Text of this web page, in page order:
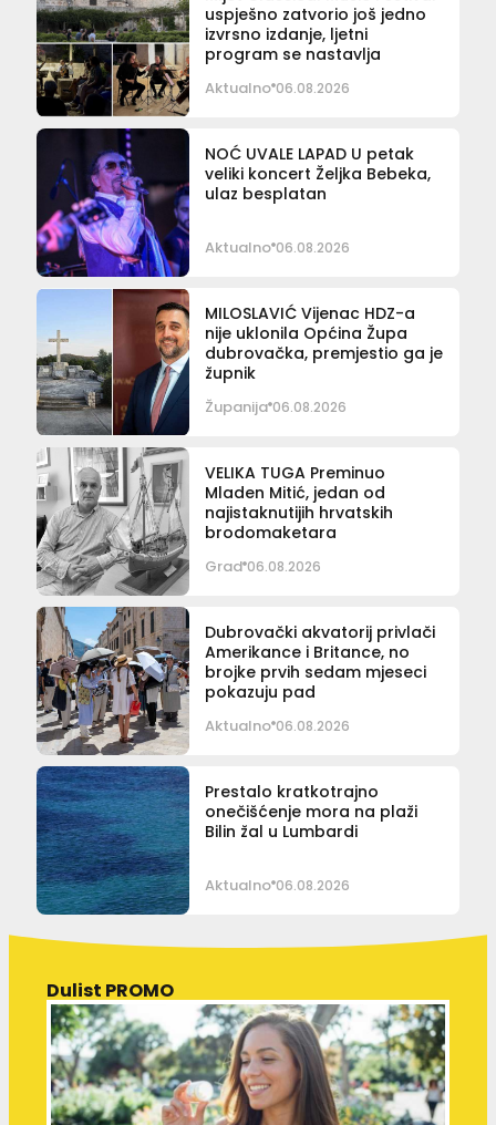
uspješno zatvorio još jedno
izvrsno izdanje, ljetni
program se nastavlja
Aktualno 06.08.2026
NOĆ UVALE LAPAD U petak
veliki koncert Željka Bebeka,
ulaz besplatan
Aktualno 06.08.2026
MILOSLAVIĆ Vijenac HDZ-a
nije uklonila Općina Župa
dubrovačka, premjestio ga je
župnik
Županija 06.08.2026
VELIKA TUGA Preminuo
Mladen Mitić, jedan od
najistaknutijih hrvatskih
brodomaketara
Grad 06.08.2026
Dubrovački akvatorij privlači
Amerikance i Britance, no
brojke prvih sedam mjeseci
pokazuju pad
Aktualno 06.08.2026
Prestalo kratkotrajno
onečišćenje mora na plaži
Bilin žal u Lumbardi
Aktualno 06.08.2026
Dulist PROMO